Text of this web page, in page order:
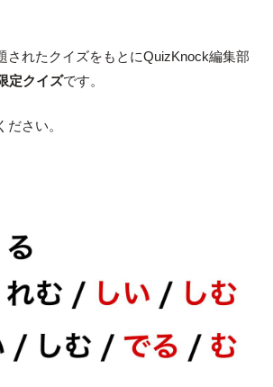
されたクイズをもとにQuizKnock編集部
定クイズです。
ださい。